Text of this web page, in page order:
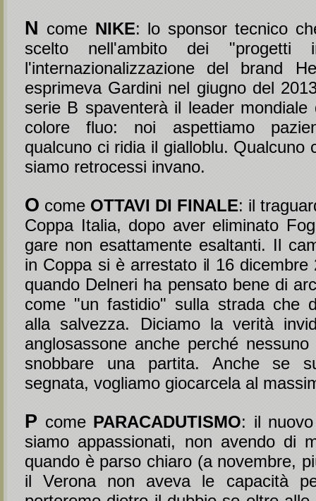
N come NIKE: lo sponsor tecnico
scelto nell'ambito dei "progetti
l'internazionalizzazione del brand
esprimeva Gardini nel giugno del
serie B spaventerà il leader mondiale
colore fluo: noi aspettiamo
qualcuno ci ridia il gialloblu. Qualcuno
siamo retrocessi invano.
O come OTTAVI DI FINALE: il
Coppa Italia, dopo aver eliminato
gare non esattamente esaltanti. Il
in Coppa si è arrestato il 16 dicembre
quando Delneri ha pensato bene di
come "un fastidio" sulla strada che
alla salvezza. Diciamo la verità
anglosassone anche perché
snobbare una partita. Anche se
segnata, vogliamo giocarcela al
P come PARACADUTISMO: il
siamo appassionati, non avendo di
quando è parso chiaro (a novembre,
il Verona non aveva le capacità